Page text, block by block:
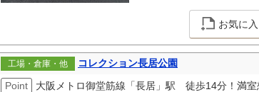
お気に
工場・倉庫・他
コレクション長居公園
Point
大阪メトロ御堂筋線「長居」駅 徒歩14分！満